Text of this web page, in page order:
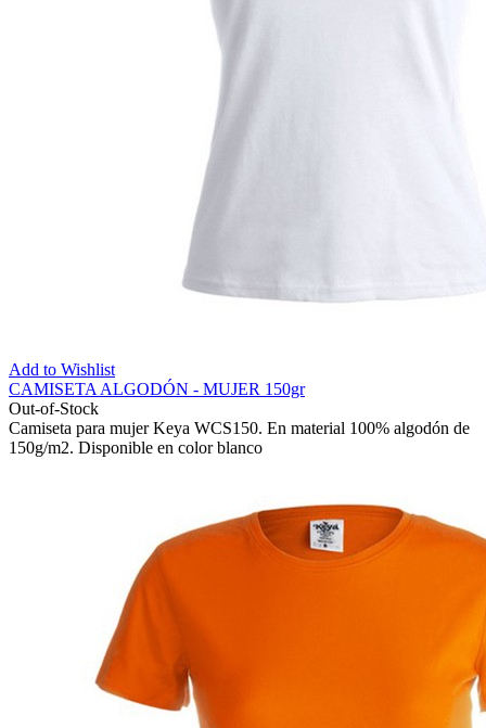
Add to Wishlist
CAMISETA ALGODÓN - MUJER 150gr
Out-of-Stock
Camiseta para mujer Keya WCS150. En material 100% algodón de
150g/m2. Disponible en color blanco